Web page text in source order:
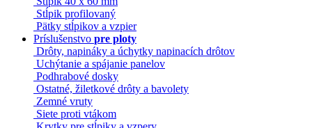
Stĺpik profilovaný
Pätky stĺpikov a vzpier
Príslušenstvo pre ploty
Drôty, napináky a úchytky napinacích drôtov
Uchýtanie a spájanie panelov
Podhrabové dosky
Ostatné, žiletkové drôty a bavolety
Zemné vruty
Siete proti vtákom